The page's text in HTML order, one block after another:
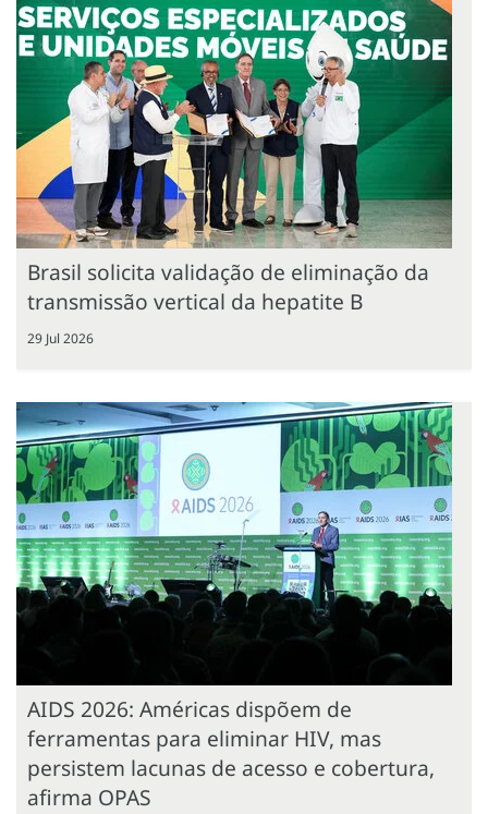
Brasil solicita validação de eliminação da
transmissão vertical da hepatite B
29 Jul 2026
AIDS 2026: Américas dispõem de
ferramentas para eliminar HIV, mas
persistem lacunas de acesso e cobertura,
afirma OPAS